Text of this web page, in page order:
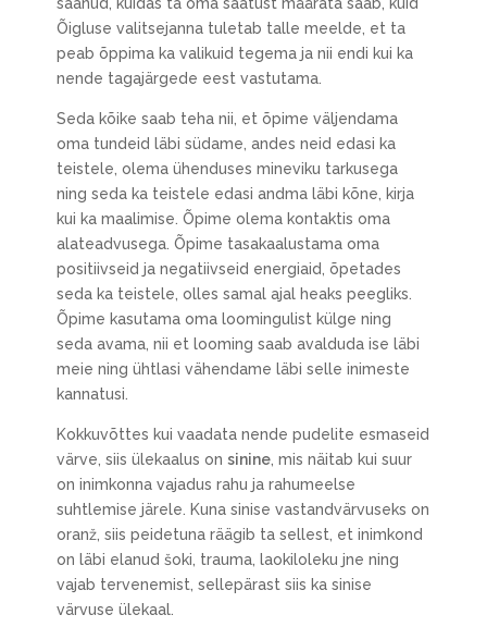
Õigluse valitsejanna tuletab talle meelde, et ta
peab õppima ka valikuid tegema ja nii endi kui ka
nende tagajärgede eest vastutama.
Seda kõike saab teha nii, et õpime väljendama
oma tundeid läbi südame, andes neid edasi ka
teistele, olema ühenduses mineviku tarkusega
ning seda ka teistele edasi andma läbi kõne, kirja
kui ka maalimise. Õpime olema kontaktis oma
alateadvusega. Õpime tasakaalustama oma
positiivseid ja negatiivseid energiaid, õpetades
seda ka teistele, olles samal ajal heaks peegliks.
Õpime kasutama oma loomingulist külge ning
seda avama, nii et looming saab avalduda ise läbi
meie ning ühtlasi vähendame läbi selle inimeste
kannatusi.
Kokkuvõttes kui vaadata nende pudelite esmaseid
värve, siis ülekaalus on sinine, mis näitab kui suur
on inimkonna vajadus rahu ja rahumeelse
suhtlemise järele. Kuna sinise vastandvärvuseks on
oranž, siis peidetuna räägib ta sellest, et inimkond
on läbi elanud šoki, trauma, laokiloleku jne ning
vajab tervenemist, sellepärast siis ka sinise
värvuse ülekaal.